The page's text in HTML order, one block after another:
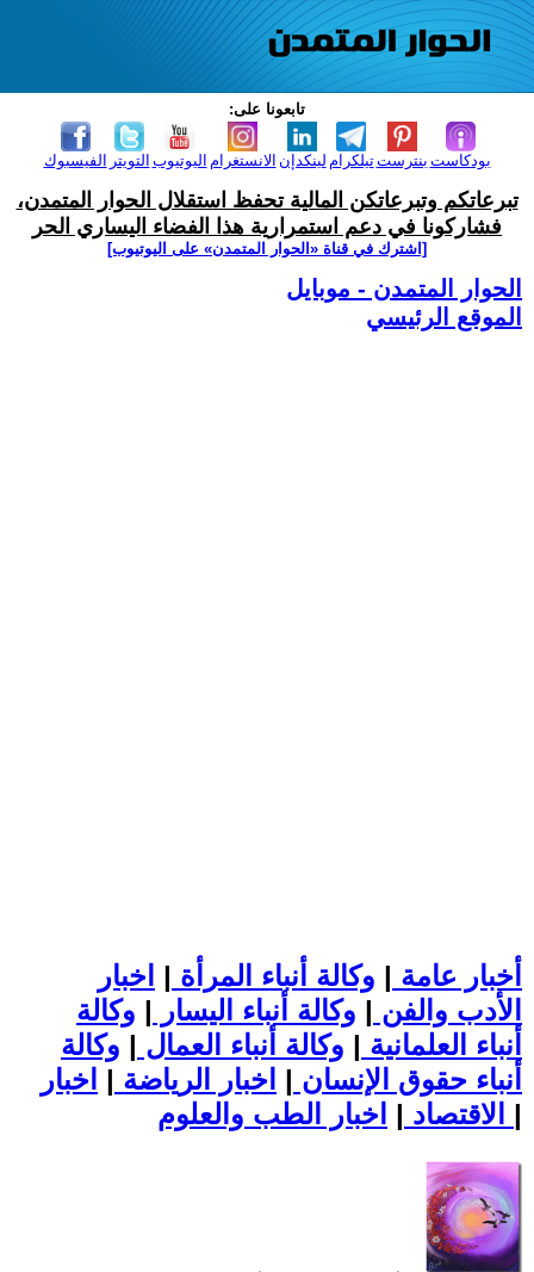
تابعونا على:
الفيسبوك التويتر اليوتيوب الانستغرام لينكدإن تيلكرامبنترست بودكاست
تبرعاتكم وتبرعاتكن المالية تحفظ استقلال الحوار المتمدن،
فشاركونا في دعم استمرارية هذا الفضاء اليساري الحر
[اشترك في قناة ‫«الحوار المتمدن» على اليوتيوب]
الحوار المتمدن - موبايل
الموقع الرئيسي
أخبار عامة | وكالة أنباء المرأة | اخبار
الأدب والفن | وكالة أنباء اليسار | وكالة
أنباء العلمانية | وكالة أنباء العمال | وكالة
أنباء حقوق الإنسان | اخبار الرياضة | اخبار
الاقتصاد | |